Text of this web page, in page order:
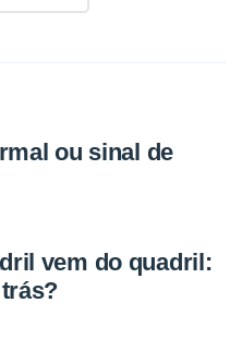
ou sinal de
vem do quadril: